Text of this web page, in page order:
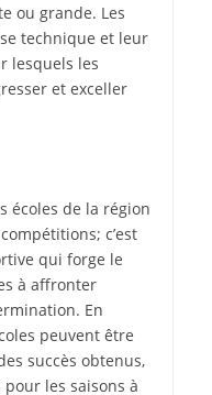
ou grande. Les
technique et leur
lesquels les
et exceller
écoles de la région
c’est
qui forge le
à affronter
En
peuvent être
succès obtenus,
les saisons à